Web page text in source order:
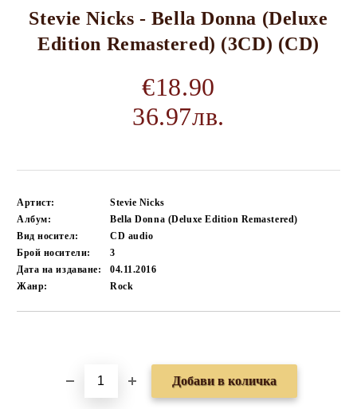
Stevie Nicks - Bella Donna (Deluxe
Edition Remastered) (3CD) (CD)
€18.90
36.97лв.
Артист:
Stevie Nicks
Албум:
Bella Donna (Deluxe Edition Remastered)
Вид носител:
CD audio
Брой носители:
3
Дата на издаване:
04.11.2016
Жанр:
Rock